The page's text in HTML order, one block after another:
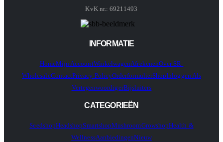
KvK nr.: 69211493
INFORMATIE
HomeMijn AccountWinkelwagenAfrekenenOver SR-
WholesaleContactPrivacy PolicyOrderformulierShopInloggen Als
VertegenwoordigerBijsluiters
CATEGORIEËN
SeedshopHeadshopSmartshopMushroomGrowshopHealth &
WellnessAanbiedingenNieuw